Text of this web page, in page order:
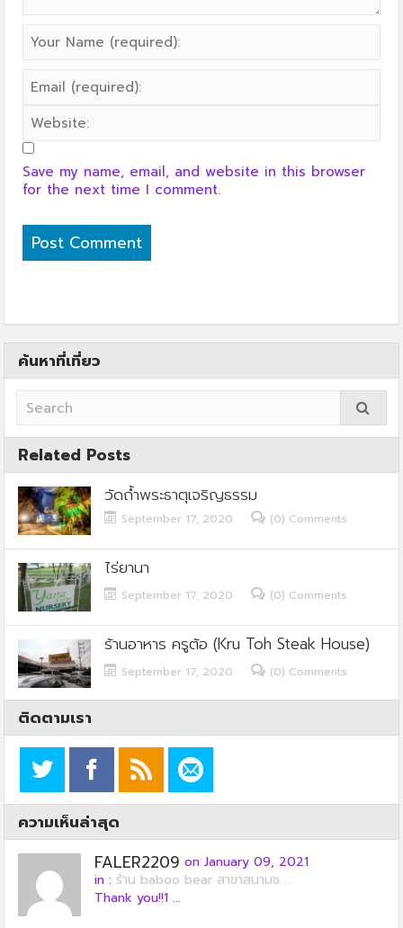
Save my name, email, and website in this browser
for the next time I comment.
ค้นหาที่เที่ยว
Related Posts
วัดถ้ำพระธาตุเจริญธรรม
September 17, 2020 (0) Comments
ไร่ยานา
September 17, 2020 (0) Comments
ร้านอาหาร ครูต้อ (Kru Toh Steak House)
September 17, 2020 (0) Comments
ติดตามเรา
ความเห็นล่าสุด
FALER2209 on January 09, 2021
in : ร้าน baboo bear สาขาสนามช ...
Thank you!!1 ...